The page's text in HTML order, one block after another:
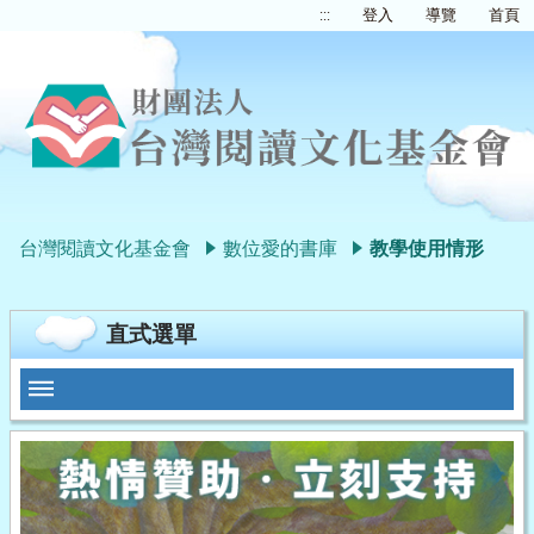
::: 登入 導覽 首頁
台灣閱讀文化基金會 數位愛的書庫 教學使用情形
直式選單